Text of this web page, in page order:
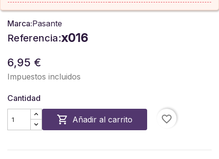
Marca:Pasante
Referencia:x016
6,95 €
Impuestos incluidos
Cantidad
 Añadir al carrito favorite_border